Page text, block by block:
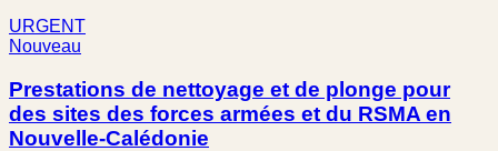
URGENT
Nouveau
Prestations de nettoyage et de plonge pour
des sites des forces armées et du RSMA en
Nouvelle-Calédonie